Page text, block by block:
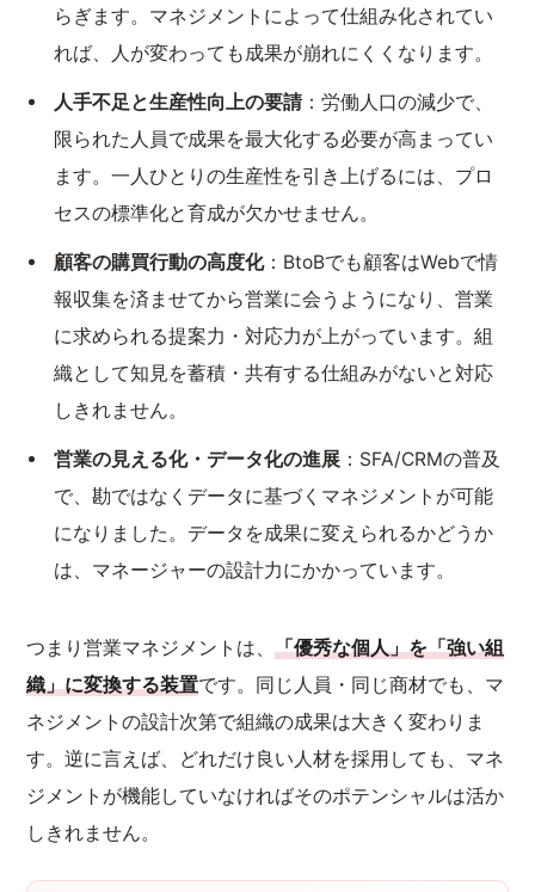
らぎます。マネジメントによって仕組み化されてい
れば、人が変わっても成果が崩れにくくなります。
人手不足と生産性向上の要請 ：労働人口の減少で、
限られた人員で成果を最大化する必要が高まってい
ます。一人ひとりの生産性を引き上げるには、プロ
セスの標準化と育成が欠かせません。
顧客の購買行動の高度化：BtoBでも顧客はWebで情
報収集を済ませてから営業に会うようになり、営業
に求められる提案力・対応力が上がっています。組
織として知見を蓄積・共有する仕組みがないと対応
しきれません。
営業の見える化・データ化の進展 ：SFA/CRMの普及
で、勘ではなくデータに基づくマネジメントが可能
になりました。データを成果に変えられるかどうか
は、マネージャーの設計力にかかっています。
つまり営業マネジメントは、「優秀な個人」を「強い組
織」に変換する装置です。同じ人員・同じ商材でも、マ
ネジメントの設計次第で組織の成果は大きく変わりま
す。逆に言えば、どれだけ良い人材を採用しても、マネ
ジメントが機能していなければそのポテンシャルは活か
しきれません。